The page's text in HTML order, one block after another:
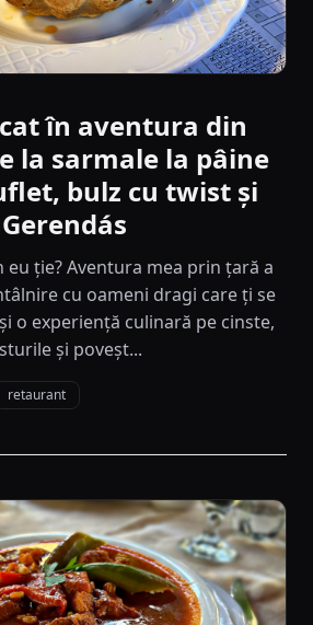
în aventura din
la sarmale la pâine
bulz cu twist și
eu ție? Aventura mea prin țară a
cu oameni dragi care ți se
o experiență culinară pe cinste,
și poveșt...
retaurant